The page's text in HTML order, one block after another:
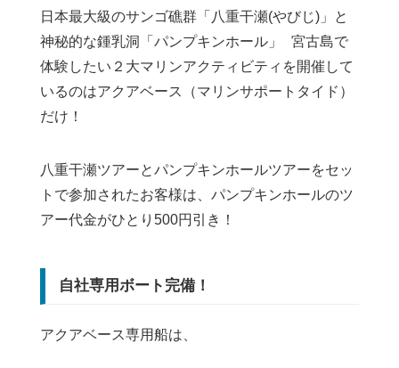
日本最大級のサンゴ礁群「八重干瀬(やびじ)」と
神秘的な鍾乳洞「パンプキンホール」 宮古島で
体験したい２大マリンアクティビティを開催して
いるのはアクアベース（マリンサポートタイド）
だけ！
八重干瀬ツアーとパンプキンホールツアーをセッ
トで参加されたお客様は、パンプキンホールのツ
アー代金がひとり500円引き！
自社専用ボート完備！
アクアベース専用船は、